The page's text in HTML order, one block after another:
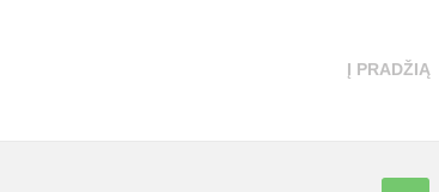
Į PRADŽIĄ